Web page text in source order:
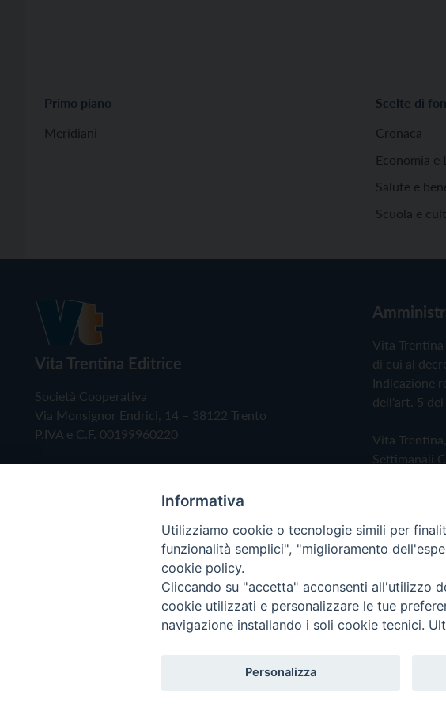
Primo piano
Meridiani
Scelte di
Cronaca
Economia e
Salute e
Scuola e
Vita Trentina Editrice
Società Cooperativa
Via Monsignor Endrici, 14 – 38122 Trento
P.IVA e C.F. 00199960220
Vita
di cui al
Indicazione
dell'art. 5 del
Vita
Settimanali
Privacy
Copyright © 2019 - Tutti i diritti riservati - Vita Trentina
Informativa
Utilizziamo cookie o tecnologie simili per
funzionalità semplici", "miglioramento
cookie policy.
Cliccando su "accetta" acconsenti all'utilizzo
cookie utilizzati e personalizzare le tue
navigazione installando i soli cookie tecnici.
Personalizza